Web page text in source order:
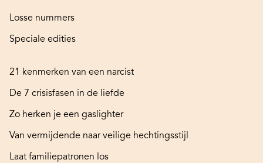
Losse nummers
Speciale edities
21 kenmerken van een narcist
De 7 crisisfasen in de liefde
Zo herken je een gaslighter
Van vermijdende naar veilige hechtingsstijl
Laat familiepatronen los